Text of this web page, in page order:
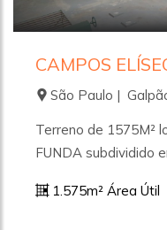
CAMPOS
São Paulo |
Terreno de 1575M²
FUNDA subdividido
1.575m² Área Útil